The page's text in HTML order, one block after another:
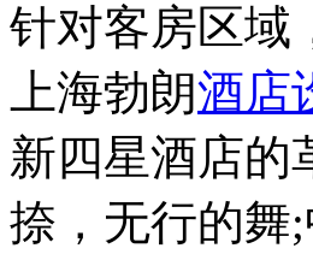
针对客房区域
上海勃朗酒店
新四星酒店的
捺，无行的